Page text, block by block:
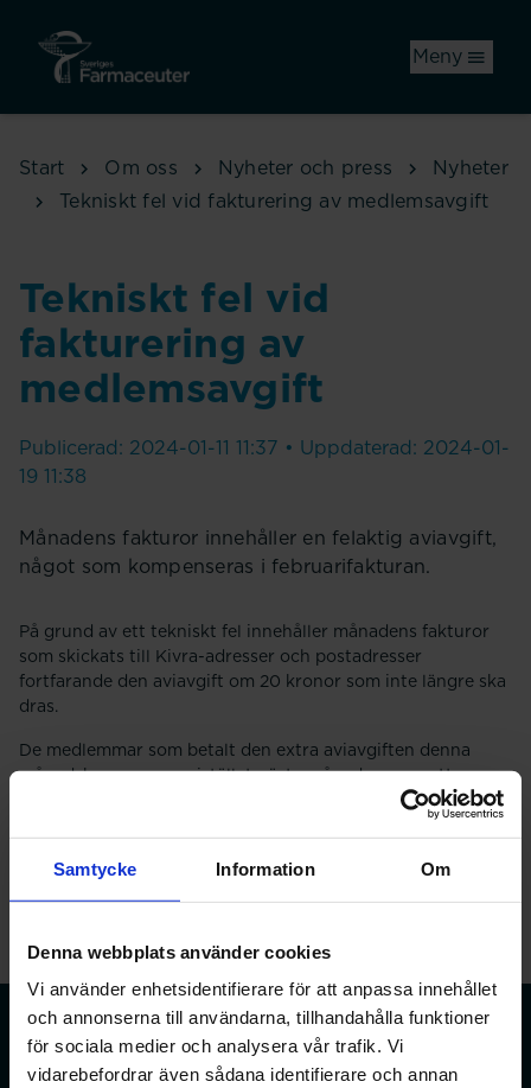
Samtycke Information Om
Denna webbplats använder cookies
Vi använder enhetsidentifierare för att anpassa innehållet
och annonserna till användarna, tillhandahålla funktioner
för sociala medier och analysera vår trafik. Vi
vidarebefordrar även sådana identifierare och annan
Meny
Start Om oss Nyheter och press
Nyheter
Tekniskt fel vid fakturering av medlemsavgift
Tekniskt fel vid
fakturering av
medlemsavgift
Publicerad: 2024-01-11 11:37 • Uppdaterad: 2024-01-
19 11:38
Månadens fakturor innehåller en felaktig aviavgift,
något som kompenseras i februarifakturan.
På grund av ett tekniskt fel innehåller månadens fakturor
som skickats till Kivra-adresser och postadresser
fortfarande den aviavgift om 20 kronor som inte längre ska
dras.
De medlemmar som betalt den extra aviavgiften denna
månad, kompenseras istället nästa månad genom ett